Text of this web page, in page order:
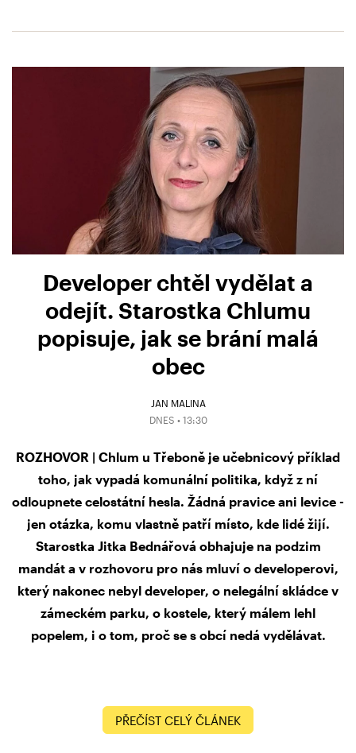
Developer chtěl vydělat a
odejít. Starostka Chlumu
popisuje, jak se brání malá
obec
JAN MALINA
DNES • 13:30
ROZHOVOR | Chlum u Třeboně je učebnicový příklad
toho, jak vypadá komunální politika, když z ní
odloupnete celostátní hesla. Žádná pravice ani levice -
jen otázka, komu vlastně patří místo, kde lidé žijí.
Starostka Jitka Bednářová obhajuje na podzim
mandát a v rozhovoru pro nás mluví o developerovi,
který nakonec nebyl developer, o nelegální skládce v
zámeckém parku, o kostele, který málem lehl
popelem, i o tom, proč se s obcí nedá vydělávat.
PŘEČÍST CELÝ ČLÁNEK